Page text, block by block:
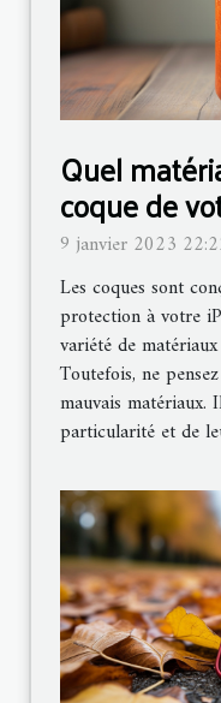
Quel
coque de
9 janvier 2023
Les coques sont
protection à votre
variété de
Toutefois, ne
mauvais matériaux.
particularité et de